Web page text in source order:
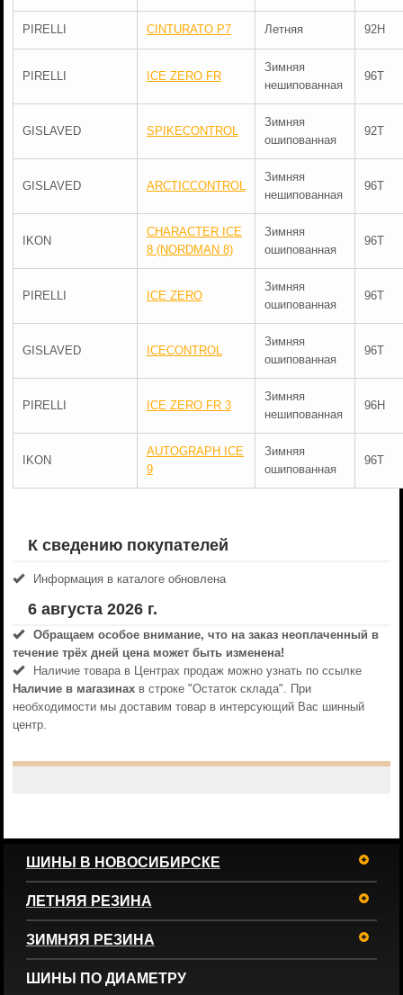
PIRELLI CINTURATO P7 Летняя 92H
PIRELLI ICE ZERO FR
Зимняя
нешипованная
96T
GISLAVED SPIKECONTROL
Зимняя
ошипованная
92T
GISLAVED ARCTICCONTROL
Зимняя
нешипованная
96T
IKON
CHARACTER ICE
8 (NORDMAN 8)
Зимняя
ошипованная
96T
PIRELLI ICE ZERO
Зимняя
ошипованная
96T
GISLAVED ICECONTROL
Зимняя
ошипованная
96T
PIRELLI ICE ZERO FR 3
Зимняя
нешипованная
96H
IKON
AUTOGRAPH ICE
9
Зимняя
ошипованная
96T
К сведению покупателей
Информация в каталоге обновлена
6 августа 2026 г.
Обращаем особое внимание, что на заказ неоплаченный в
течениe трёх дней цена может быть изменена!
Наличие товара в Центрах продаж можно узнать по ссылке
Наличие в магазинахв строке "Остаток склада". При
необходимости мы доставим товар в интерсующий Вас шинный
центр.
ШИНЫ В НОВОСИБИРСКЕ
ЛЕТНЯЯ РЕЗИНА
ЗИМНЯЯ РЕЗИНА
ШИНЫ ПО ДИАМЕТРУ